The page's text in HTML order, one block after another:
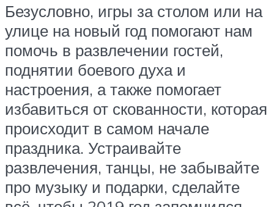
Безусловно, игры за столом или на
улице на новый год помогают нам
помочь в развлечении гостей,
поднятии боевого духа и
настроения, а также помогает
избавиться от скованности, которая
происходит в самом начале
праздника. Устраивайте
развлечения, танцы, не забывайте
про музыку и подарки, сделайте